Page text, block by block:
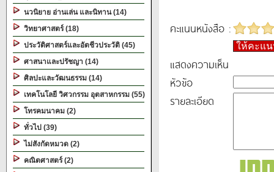
นวนิยาย อ่านเล่น และนิทาน (14)
วิทยาศาสตร์ (18)
ประวัติศาสตร์และอัตชีวประวัติ (45)
ศาสนาและปรัชญา (14)
ศิลปะและวัฒนธรรม (14)
เทคโนโลยี วิศวกรรม อุตสาหกรรม (55)
โทรคมนาคม (2)
ทั่วไป (39)
ไม่สังกัดหมวด (2)
คณิตศาสตร์ (2)
คะแนนหนังสือ :
ให้คะแ
แสดงความเห็น
หัวข้อ
รายละเอียด